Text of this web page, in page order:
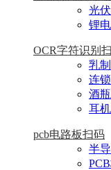
光
锂
OCR字符识别
乳
连
酒
耳
pcb电路板扫码
半